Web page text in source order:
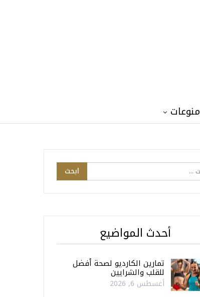
منوعات
أحدث المواضيع
تمارين الكارديو لصحة أفضل
للقلب والشرايين
أغسطس 6, 2026